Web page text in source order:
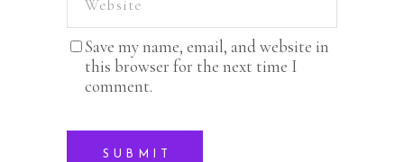
Save my name, email, and website in
this browser for the next time I
comment.
SUBMIT